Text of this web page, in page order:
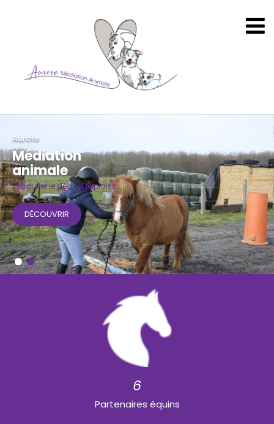
Aurore
Médiation
animale
Retrouver le désir et le plaisir…
DÉCOUVRIR
6
Partenaires équins